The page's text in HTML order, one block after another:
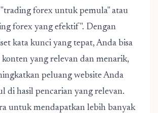
forex untuk pemula" atau
forex yang efektif". Dengan
kata kunci yang tepat, Anda bisa
yang relevan dan menarik,
peluang website Anda
di hasil pencarian yang relevan.
untuk mendapatkan lebih banyak